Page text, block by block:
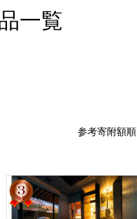
一覧
参考寄附額順